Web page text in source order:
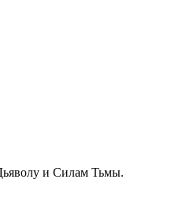
и Силам Тьмы.